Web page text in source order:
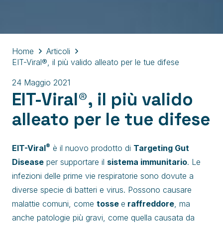
Home
Articoli
EIT-Viral®, il più valido alleato per le tue difese
24 Maggio 2021
EIT-Viral®, il più valido
alleato per le tue difese
EIT-Viral® è il nuovo prodotto di Targeting Gut
Disease per supportare il sistema immunitario. Le
infezioni delle prime vie respiratorie sono dovute a
diverse specie di batteri e virus. Possono causare
malattie comuni, come tosse e raffreddore, ma
anche patologie più gravi, come quella causata da